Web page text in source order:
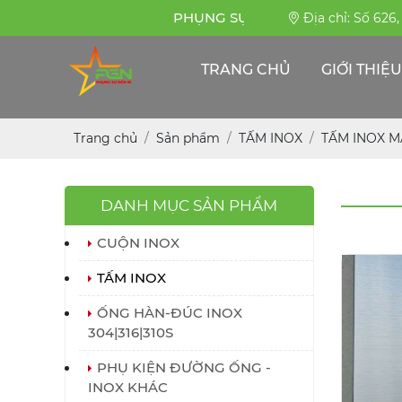
PHỤNG SỰ BỀN BỈ Địa chỉ: Số 626,
TRANG CHỦ GIỚI THIỆU
Trang chủ Sản phẩm TẤM INOX TẤM INOX
DANH MỤC SẢN PHẨM
CUỘN INOX
TẤM INOX
ỐNG HÀN-ĐÚC INOX
304|316|310S
PHỤ KIỆN ĐƯỜNG ỐNG -
INOX KHÁC